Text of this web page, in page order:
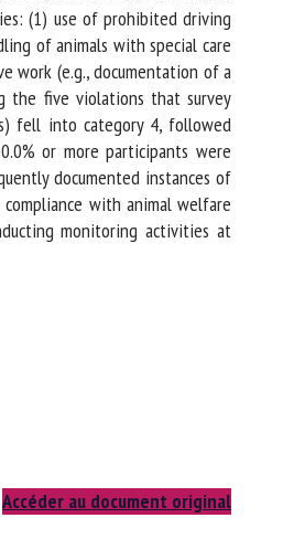
(1) use of prohibited driving
of animals with special care
(e.g., documentation of a
five violations that survey
fell into category 4, followed
or more participants were
documented instances of
with animal welfare
monitoring activities at
Accéder au document original